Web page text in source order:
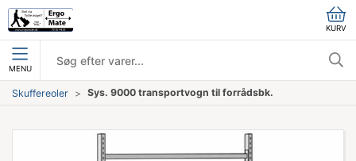
KURV
MENU
Skuffereoler Sys. 9000 transportvogn til forrådsbk.